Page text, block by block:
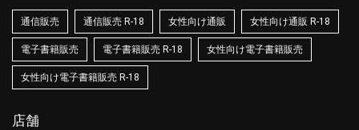
通信販売 通信販売 R-18 女性向け通販 女性向け通販 R-18
電子書籍販売 電子書籍販売 R-18 女性向け電子書籍販売
女性向け電子書籍販売 R-18
店舗